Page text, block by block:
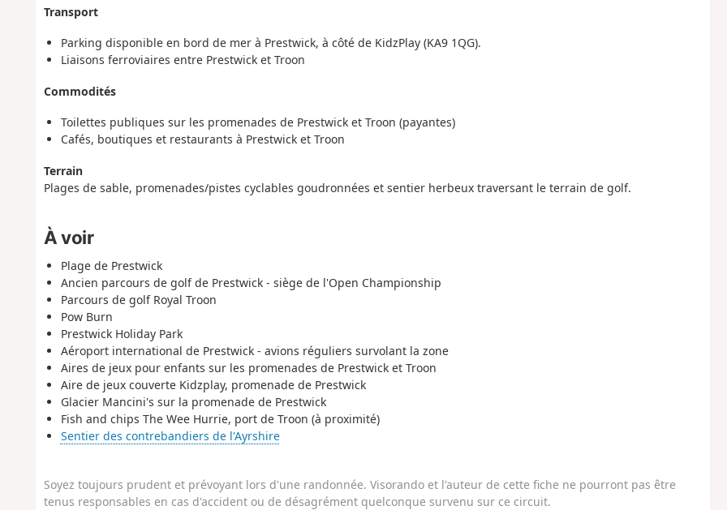
Transport
Parking disponible en bord de mer à Prestwick, à côté de KidzPlay (KA9 1QG).
Liaisons ferroviaires entre Prestwick et Troon
Commodités
Toilettes publiques sur les promenades de Prestwick et Troon (payantes)
Cafés, boutiques et restaurants à Prestwick et Troon
Terrain
Plages de sable, promenades/pistes cyclables goudronnées et sentier herbeux traversant le terrain de golf.
À voir
Plage de Prestwick
Ancien parcours de golf de Prestwick - siège de l'Open Championship
Parcours de golf Royal Troon
Pow Burn
Prestwick Holiday Park
Aéroport international de Prestwick - avions réguliers survolant la zone
Aires de jeux pour enfants sur les promenades de Prestwick et Troon
Aire de jeux couverte Kidzplay, promenade de Prestwick
Glacier Mancini's sur la promenade de Prestwick
Fish and chips The Wee Hurrie, port de Troon (à proximité)
Sentier des contrebandiers de l'Ayrshire
Soyez toujours prudent et prévoyant lors d'une randonnée. Visorando et l'auteur de cette fiche ne pourront pas être
tenus responsables en cas d'accident ou de désagrément quelconque survenu sur ce circuit.